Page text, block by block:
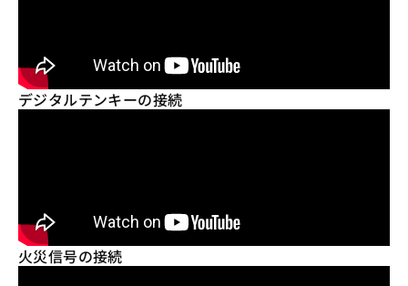
デジタルテンキーの接続
火災信号の接続